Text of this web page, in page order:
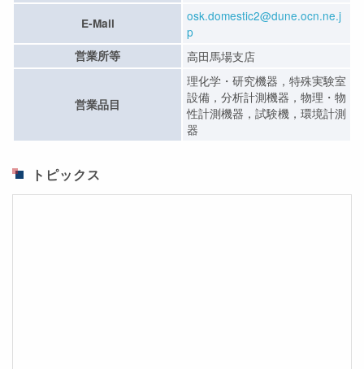
E-Mail
osk.domestic2@dune.ocn.ne.j
p
営業所等 高田馬場支店
営業品目
理化学・研究機器，特殊実験室
設備，分析計測機器，物理・物
性計測機器，試験機，環境計測
器
トピックス